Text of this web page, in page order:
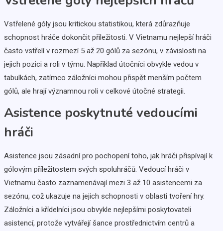
Vstřelené góly jsou kritickou statistikou, která zdůrazňuje
schopnost hráče dokončit příležitosti. V Vietnamu nejlepší hráči
často vstřelí v rozmezí 5 až 20 gólů za sezónu, v závislosti na
jejich pozici a roli v týmu. Například útočníci obvykle vedou v
tabulkách, zatímco záložníci mohou přispět menším počtem
gólů, ale hrají významnou roli v celkové útočné strategii.
Asistence poskytnuté vedoucími
hráči
Asistence jsou zásadní pro pochopení toho, jak hráči přispívají k
gólovým příležitostem svých spoluhráčů. Vedoucí hráči v
Vietnamu často zaznamenávají mezi 3 až 10 asistencemi za
sezónu, což ukazuje na jejich schopnosti v oblasti tvoření hry.
Záložníci a křídelníci jsou obvykle nejlepšími poskytovateli
asistencí, protože vytvářejí šance prostřednictvím centrů a